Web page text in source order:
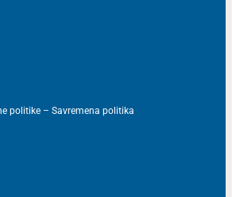
politike – Savremena politika